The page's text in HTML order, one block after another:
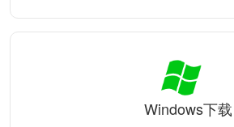
Windows下载